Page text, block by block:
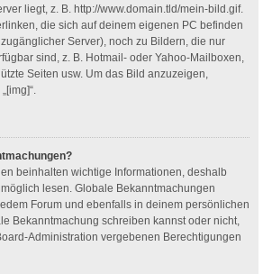
liegt, z. B. http://www.domain.tld/mein-bild.gif.
die sich auf deinem eigenen PC befinden
Server), noch zu Bildern, die nur
sind, z. B. Hotmail- oder Yahoo-Mailboxen,
Seiten usw. Um das Bild anzuzeigen,
beinhalten wichtige Informationen, deshalb
lesen. Globale Bekanntmachungen
Forum und ebenfalls in deinem persönlichen
Bekanntmachung schreiben kannst oder nicht,
Administration vergebenen Berechtigungen